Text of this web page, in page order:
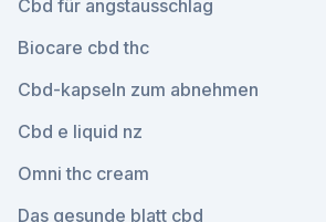
Cbd für angstausschlag
Biocare cbd thc
Cbd-kapseln zum abnehmen
Cbd e liquid nz
Omni thc cream
Das gesunde blatt cbd